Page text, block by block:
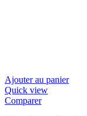
Ajouter au panier
Quick view
Comparer